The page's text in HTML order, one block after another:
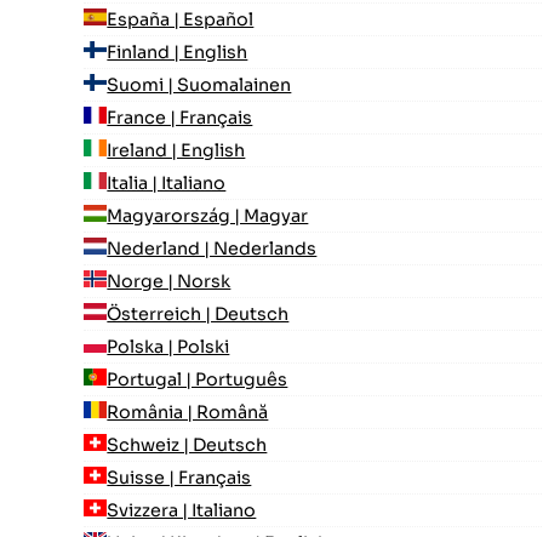
España | Español
Finland | English
Suomi | Suomalainen
France | Français
Ireland | English
Italia | Italiano
Magyarország | Magyar
Nederland | Nederlands
Norge | Norsk
Österreich | Deutsch
Polska | Polski
Portugal | Português
România | Română
Schweiz | Deutsch
Suisse | Français
Svizzera | Italiano